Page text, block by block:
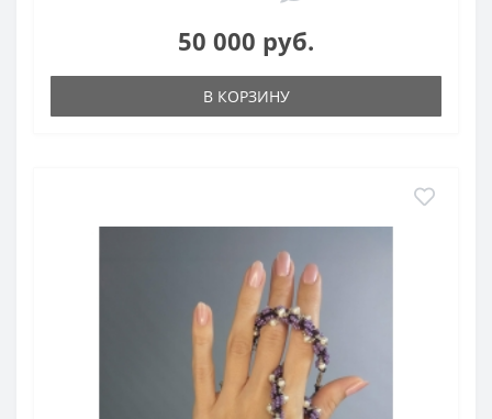
50 000 руб.
В КОРЗИНУ